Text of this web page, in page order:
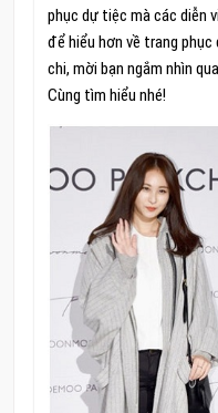
phục dự tiệc mà các diễn
để hiểu hơn về trang
chi, mời bạn ngắm nhìn
Cùng tìm hiểu nhé!